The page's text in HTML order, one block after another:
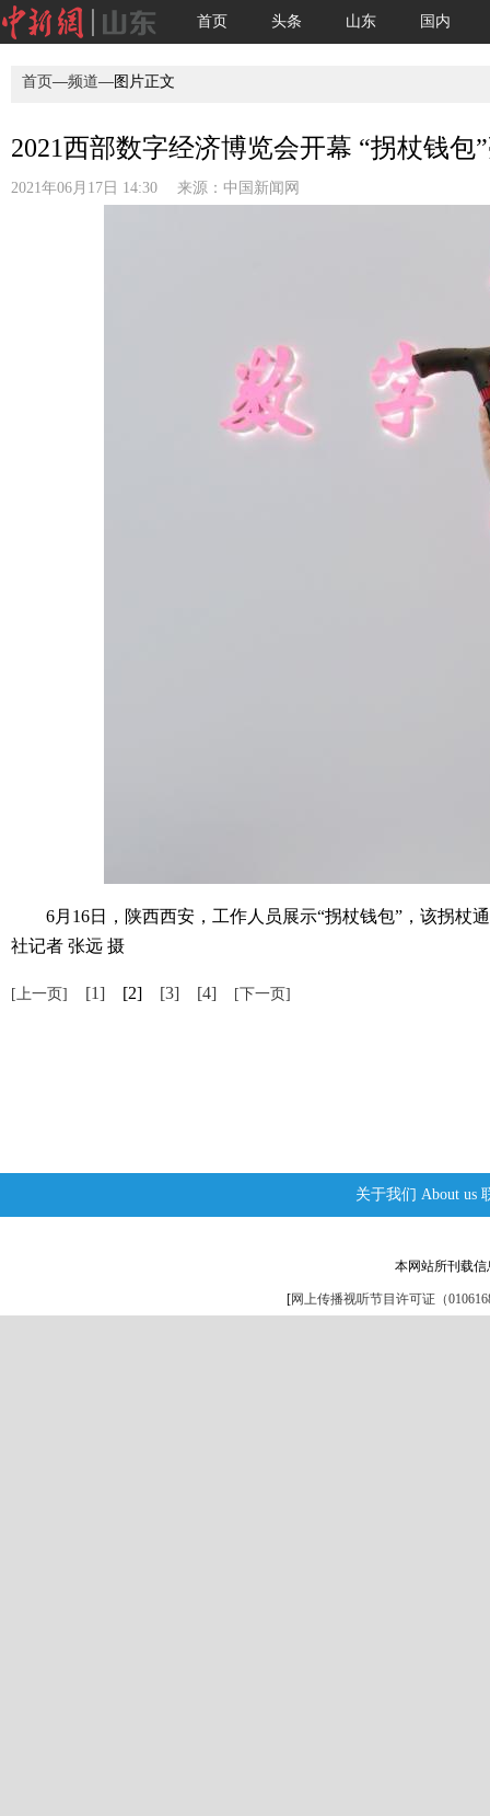
首页 头条 山东 国内
首页—频道—图片正文
2021西部数字经济博览会开幕 “拐杖钱包
2021年06月17日 14:30 来源： 中国新闻网
6月16日，陕西西安，工作人员展示“拐杖钱包”，该拐杖通
社记者 张远 摄
[上一页] [1] [2] [3] [4] [下一页]
关于我们 About us
本网站所刊载
[网上传播视听节目许可证（